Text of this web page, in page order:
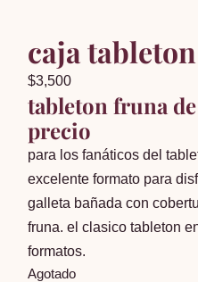
caja
$3,500
tableton fruna
precio
para los fanáticos del
excelente formato para
galleta bañada con
fruna. el clasico tableton
formatos.
Agotado